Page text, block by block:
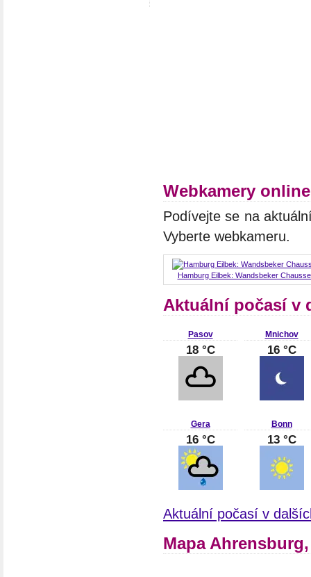
Webkamery
Podívejte se na
Vyberte webkameru.
Hamburg Eilbek: Wandsbeker
Aktuální počasí v
Pasov
18 °C
Mnichov
16 °C
Gera
16 °C
Bonn
13 °C
Aktuální počasí v
Mapa